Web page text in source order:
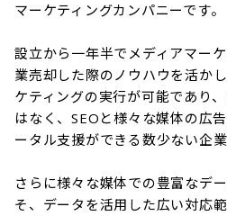
マーケティングカンパニーです。
設立から一年半でメディアマー
業売却した際のノウハウを活か
ケティングの実行が可能であり
はなく、SEOと様々な媒体の広
ータル支援ができる数少ない企業
さらに様々な媒体での豊富なデ
そ、データを活用した広い対応